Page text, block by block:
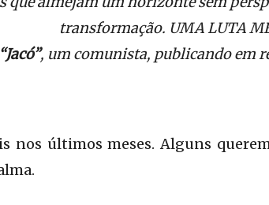
transformação. UMA LUTA
, um comunista, publicando em
nos últimos meses. Alguns